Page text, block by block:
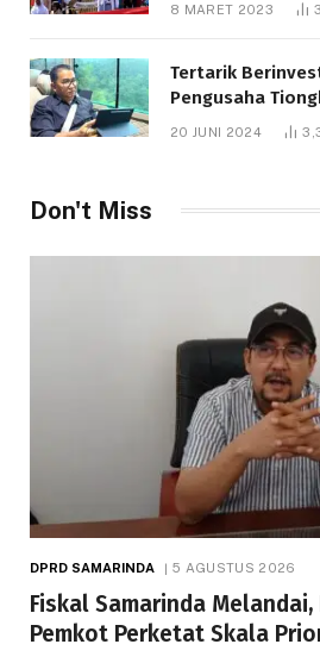
8 MARET 2023
Tertarik
Pengusaha
1.000 Hektare
20 JUNI 2024
Don't Miss
DPRD SAMARINDA 5 AGUSTUS 2026
Fiskal Samarinda Melandai,
Pemkot Perketat Skala